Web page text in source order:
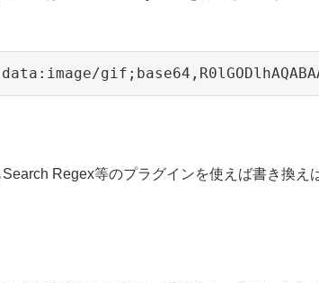
Regex等のプラグインを使えば書き換